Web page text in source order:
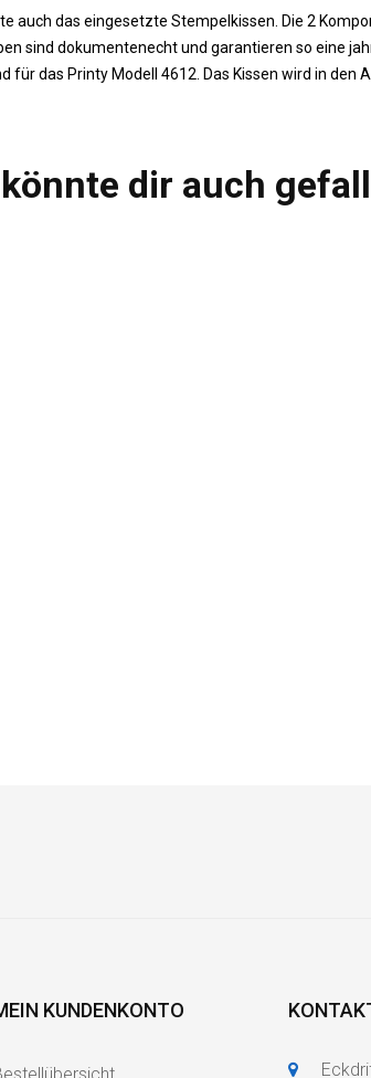
das eingesetzte Stempelkissen. Die 2
sind dokumentenecht und garantieren so eine
für das Printy Modell 4612. Das Kissen wird in
könnte dir auch
KUNDENKONTO